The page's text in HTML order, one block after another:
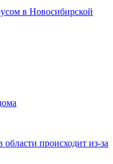
в Новосибирской
происходит из-за